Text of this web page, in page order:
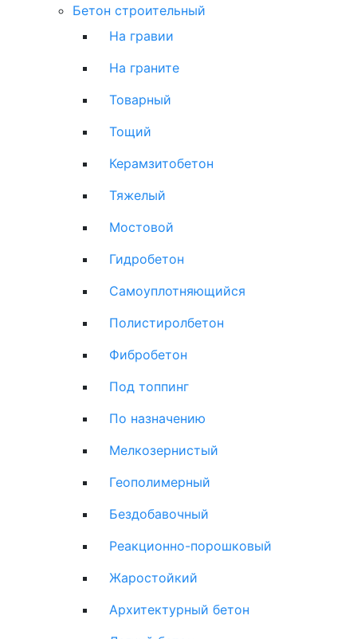
Бетон строительный
На гравии
На граните
Товарный
Тощий
Керамзитобетон
Тяжелый
Мостовой
Гидробетон
Самоуплотняющийся
Полистиролбетон
Фибробетон
Под топпинг
По назначению
Мелкозернистый
Геополимерный
Бездобавочный
Реакционно-порошковый
Жаростойкий
Архитектурный бетон